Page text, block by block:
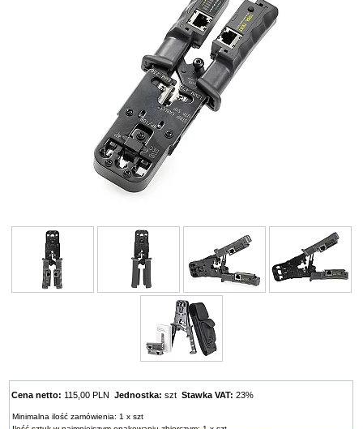
Cena netto: 115,00 PLNJednostka: sztStawka VAT: 23%
Minimalna ilość zamówienia: 1 x szt